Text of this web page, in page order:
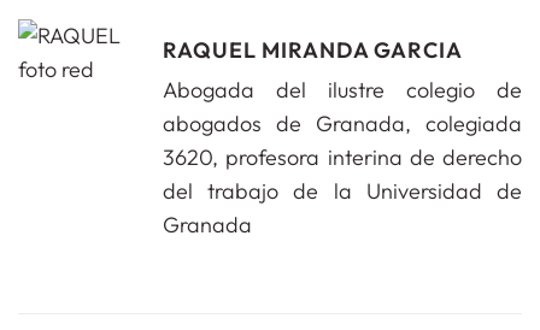
RAQUEL MIRANDA GARCIA
Abogada del ilustre colegio de
abogados de Granada, colegiada
3620, profesora interina de derecho
del trabajo de la Universidad de
Granada